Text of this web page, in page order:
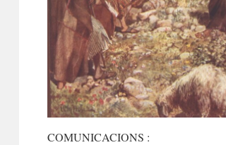
COMUNICACIONS :